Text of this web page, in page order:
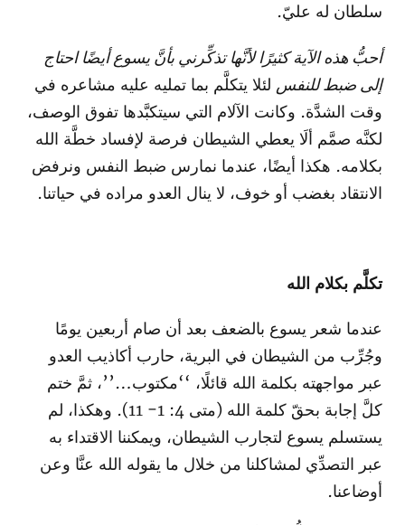
سلطان له عليّ.
أحبُّ هذه الآية كثيرًا لأنَّها تذكِّرني بأنَّ يسوع أيضًا احتاج
إلى ضبط للنفس لئلا يتكلَّم بما تمليه عليه مشاعره في
وقت الشدَّة. وكانت الآلام التي سيتكبَّدها تفوق الوصف،
لكنَّه صمَّم ألَا يعطي الشيطان فرصة لإفساد خطَّة الله
بكلامه. هكذا أيضًا، عندما نمارس ضبط النفس ونرفض
الانتقاد بغضب أو خوف، لا ينال العدو مراده في حياتنا.
تكلَّم بكلام الله
عندما شعر يسوع بالضعف بعد أن صام أربعين يومًا
وجُرِّب من الشيطان في البرية، حارب أكاذيب العدو
عبر مواجهته بكلمة الله قائلًا، ‘‘مكتوب…’’، ثمَّ ختم
كلَّ إجابة بحقّ كلمة الله (متى 4: 1- 11). وهكذا، لم
يستسلم يسوع لتجارب الشيطان، ويمكننا الاقتداء به
عبر التصدِّي لمشاكلنا من خلال ما يقوله الله عنَّا وعن
أوضاعنا.